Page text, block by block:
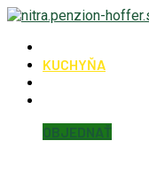
KUCHYŇA
OBJEDNAŤ